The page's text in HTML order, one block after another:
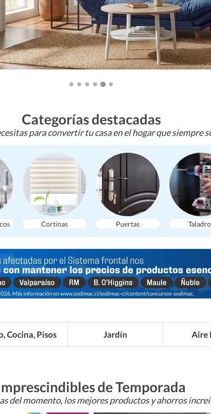
Categorías destacadas
para convertir tu casa en el hogar que siempre
Cortinas Puertas
Cocina, Pisos Jardín Aire
de Temporada
del momento, los mejores productos y ahorros